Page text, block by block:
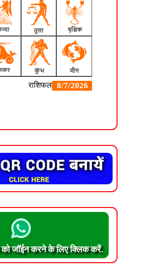
जॉईन करने के लिए क्लिक करें.